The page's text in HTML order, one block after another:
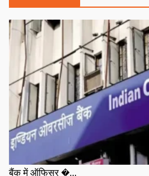
बैंक में ऑफिसर �...